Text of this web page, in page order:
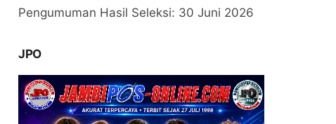
Pengumuman Hasil Seleksi: 30 Juni 2026
JPO